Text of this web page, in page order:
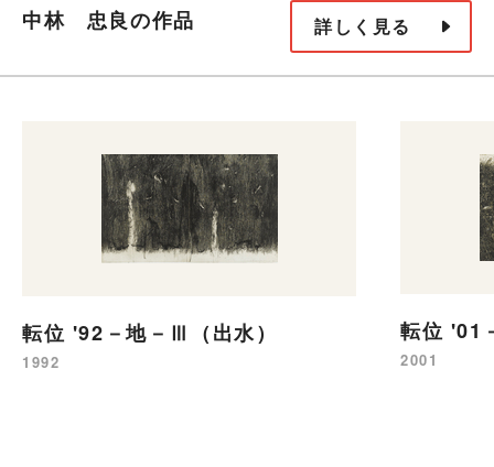
中林 忠良の作品 詳しく見る
転位 '92－地－Ⅲ（出水）
1992
転位 '01
2001